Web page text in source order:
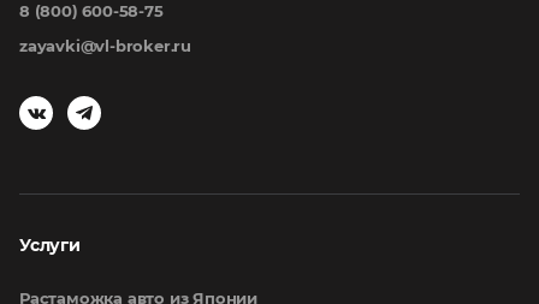
Услуги
Растаможка авто из Японии
8 (800) 600-58-75
zayavki@vl-broker.ru